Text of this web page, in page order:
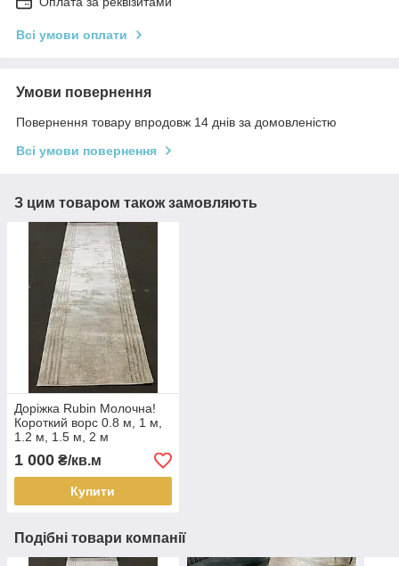
Всі умови оплати
Умови повернення
Повернення товару впродовж 14 днів за домовленістю
Всі умови повернення
З цим товаром також замовляють
Доріжка Rubin Молочна!
Короткий ворс 0.8 м, 1 м,
1.2 м, 1.5 м, 2 м
1 000 ₴/кв.м
Купити
Подібні товари компанії